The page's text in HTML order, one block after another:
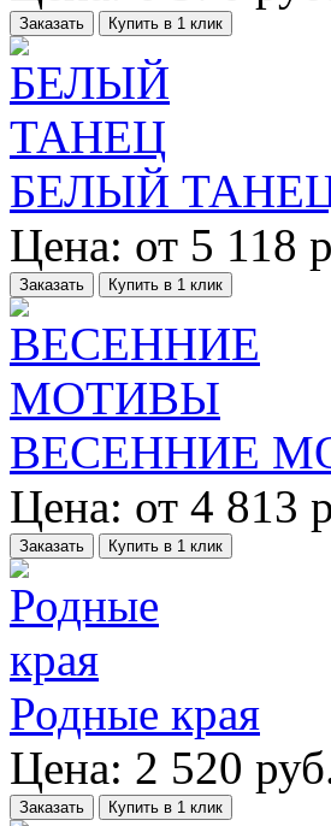
Заказать Купить в 1 клик
БЕЛЫЙ
Цена: от 5 118
Заказать Купить в 1 клик
ВЕСЕННИЕ
Цена: от 4 813
Заказать Купить в 1 клик
Родные края
Цена: 2 520
Заказать Купить в 1 клик